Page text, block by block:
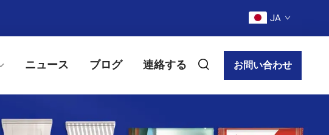
JA
ニュース ブログ 連絡する お問い合わせ